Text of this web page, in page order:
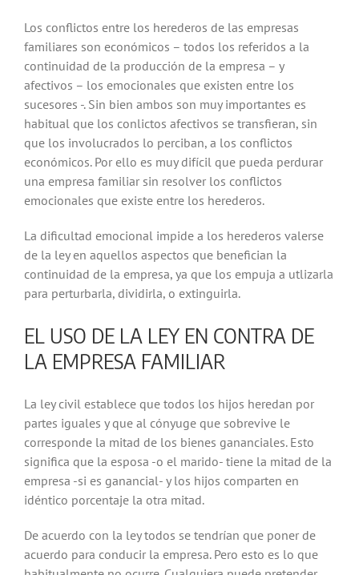
Los conflictos entre los herederos de las empresas
familiares son económicos – todos los referidos a la
continuidad de la producción de la empresa – y
afectivos – los emocionales que existen entre los
sucesores -. Sin bien ambos son muy importantes es
habitual que los conlictos afectivos se transfieran, sin
que los involucrados lo perciban, a los conflictos
económicos. Por ello es muy difícil que pueda perdurar
una empresa familiar sin resolver los conflictos
emocionales que existe entre los herederos.
La dificultad emocional impide a los herederos valerse
de la ley en aquellos aspectos que benefician la
continuidad de la empresa, ya que los empuja a utlizarla
para perturbarla, dividirla, o extinguirla.
EL USO DE LA LEY EN CONTRA DE
LA EMPRESA FAMILIAR
La ley civil establece que todos los hijos heredan por
partes iguales y que al cónyuge que sobrevive le
corresponde la mitad de los bienes gananciales. Esto
significa que la esposa -o el marido- tiene la mitad de la
empresa -si es ganancial- y los hijos comparten en
idéntico porcentaje la otra mitad.
De acuerdo con la ley todos se tendrían que poner de
acuerdo para conducir la empresa. Pero esto es lo que